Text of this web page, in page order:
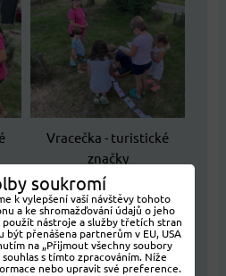
Vracečka - turistické
značky
soukromí
k vylepšení vaší návštěvy tohoto
a ke shromažďování údajů o jeho
nástroje a služby třetích stran
být přenášena partnerům v EU, USA
na „Přijmout všechny soubory
s tímto zpracováním. Níže
nebo upravit své preference.